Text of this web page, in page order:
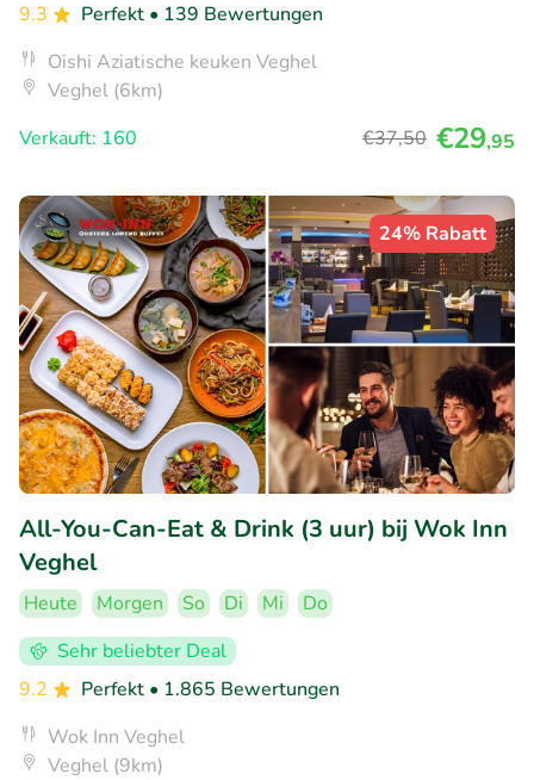
9.3
Perfekt • 139 Bewertungen
Oishi Aziatische keuken Veghel
Veghel (6km)
Verkauft: 160
€37,50 €29,95
24% Rabatt
All-You-Can-Eat & Drink (3 uur) bij Wok Inn
Veghel
Heute Morgen So Di Mi
Do
Sehr beliebter Deal
9.2
Perfekt • 1.865 Bewertungen
Wok Inn Veghel
Veghel (9km)